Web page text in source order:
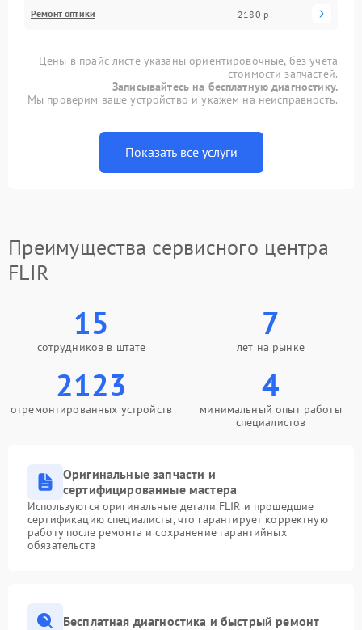
Ремонт оптики 2180 р
Цены в прайс-листе указаны ориентировочные, без учета
стоимости запчастей.
Записывайтесь на бесплатную диагностику.
Мы проверим ваше устройство и укажем на неисправность.
Показать все услуги
Преимущества сервисного центра
FLIR
15
сотрудников в штате
7
лет на рынке
2123
отремонтированных устройств
4
минимальный опыт работы
специалистов
Оригинальные запчасти и
сертифицированные мастера
Используются оригинальные детали FLIR и прошедшие
сертификацию специалисты, что гарантирует корректную
работу после ремонта и сохранение гарантийных
обязательств
Бесплатная диагностика и быстрый ремонт